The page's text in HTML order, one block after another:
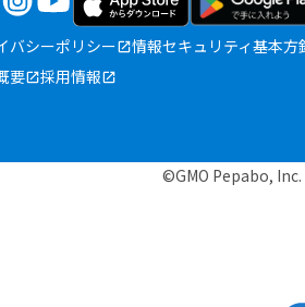
バシーポリシー 情報セキュリティ基本方
要
採用情報
©GMO Pepabo,